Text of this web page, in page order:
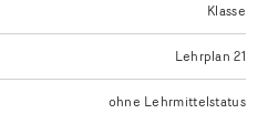
Klasse
Lehrplan 21
des gewünschten
ohne Lehrmittelstatus